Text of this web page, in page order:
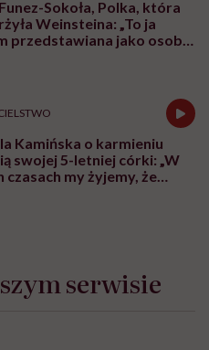
Sokoła, Polka, która
Weinsteina: „To ja
przedstawiana jako osoba,
Kamińska o karmieniu
swojej 5-letniej córki: „W
czasach my żyjemy, że
serwisie